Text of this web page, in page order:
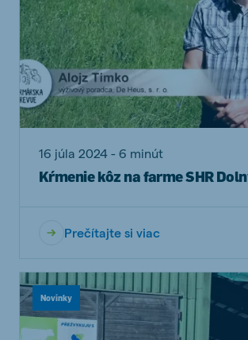
16 júla 2024 - 6 minút
Kŕmenie kôz na farme SHR
Prečítajte si viac
Novinky